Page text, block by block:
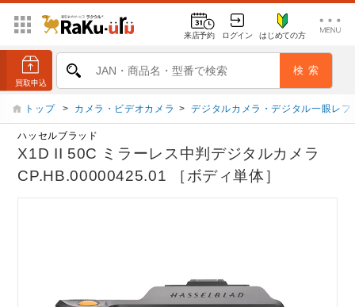
来店予約 ログイン はじめての方
トップ > カメラ・ビデオカメラ > デジタルカメラ・デジタル一眼レフ
ハッセルブラッド
X1D II 50C ミラーレス中判デジタルカメラ
CP.HB.00000425.01 ［ボディ単体］